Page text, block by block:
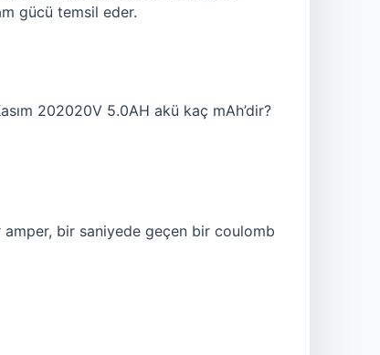
gücü temsil eder.
202020V 5.0AH akü kaç mAh’dir?
bir saniyede geçen bir coulomb